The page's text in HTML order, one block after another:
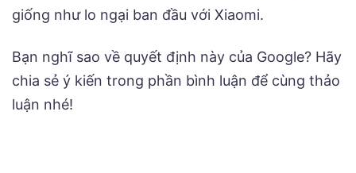
giống như lo ngại ban đầu với Xiaomi.
Bạn nghĩ sao về quyết định này của Google? Hãy
chia sẻ ý kiến trong phần bình luận để cùng thảo
luận nhé!